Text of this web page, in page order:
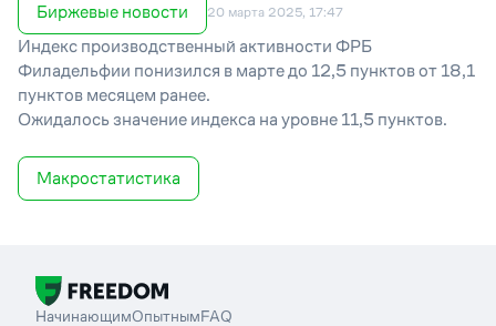
Биржевые новости 20 марта 2025, 17:47
Индекс производственный активности ФРБ
Филадельфии понизился в марте до 12,5 пунктов от 18,1
пунктов месяцем ранее.
Ожидалось значение индекса на уровне 11,5 пунктов.
Макростатистика
НачинающимОпытнымFAQ